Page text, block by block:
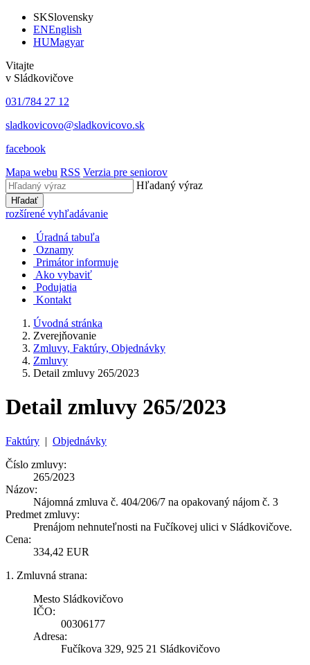
SKSlovensky
ENEnglish
HUMagyar
Vitajte
v Sládkovičove
031/784 27 12
sladkovicovo@sladkovicovo.sk
facebook
Mapa webu RSS Verzia pre seniorov
Hľadaný výraz
Hľadať
rozšírené vyhľadávanie
Úradná tabuľa
Oznamy
Primátor informuje
Ako vybaviť
Podujatia
Kontakt
Úvodná stránka
Zverejňovanie
Zmluvy, Faktúry, Objednávky
Zmluvy
Detail zmluvy 265/2023
Detail zmluvy 265/2023
Faktúry | Objednávky
Číslo zmluvy:
265/2023
Názov:
Nájomná zmluva č. 404/206/7 na opakovaný nájom č. 3
Predmet zmluvy:
Prenájom nehnuteľnosti na Fučíkovej ulici v Sládkovičove.
Cena:
334,42 EUR
1. Zmluvná strana:
Mesto Sládkovičovo
IČO:
00306177
Adresa:
Fučíkova 329, 925 21 Sládkovičovo